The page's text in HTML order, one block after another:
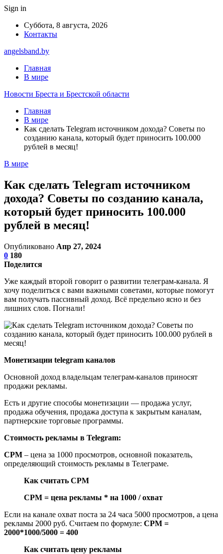
Sign in
Суббота, 8 августа, 2026
Контакты
angelsband.by
Главная
В мире
Новости Бреста и Брестской области
Главная
В мире
Как сделать Telegram источником дохода? Советы по
созданию канала, который будет приносить 100.000
рублей в месяц!
В мире
Как сделать Telegram источником
дохода? Советы по созданию канала,
который будет приносить 100.000
рублей в месяц!
Опубликовано Апр 27, 2024
0 180
Поделится
Уже каждый второй говорит о развитии телеграм-канала. Я
хочу поделиться с вами важными советами, которые помогут
вам получать пассивный доход. Всё предельно ясно и без
лишних слов. Погнали!
Монетизации telegram каналов
Основной доход владельцам телеграм-каналов приносят
продажи рекламы.
Есть и другие способы монетизации — продажа услуг,
продажа обучения, продажа доступа к закрытым каналам,
партнерские торговые программы.
Стоимость рекламы в Telegram:
CPM – цена за 1000 просмотров, основной показатель,
определяющий стоимость рекламы в Телеграме.
Как считать CPM
CPM = цена рекламы * на 1000 / охват
Если на канале охват поста за 24 часа 5000 просмотров, а цена
рекламы 2000 руб. Считаем по формуле: CPM =
2000*1000/5000 = 400
Как считать цену рекламы